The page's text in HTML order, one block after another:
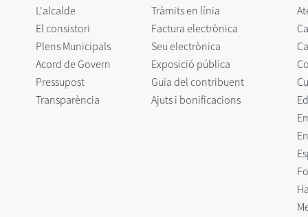
L'alcalde
El consistori
Plens Municipals
Acord de Govern
Pressupost
Transparència
Tràmits en línia
Factura electrònica
Seu electrònica
Exposició pública
Guia del contribuent
Ajuts i bonificacions